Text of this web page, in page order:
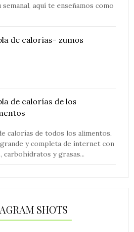
aquí te enseñamos como
de calorías- zumos
de calorías de los
calorías de todos los alimentos,
grande y completa de internet con
carbohidratos y grasas...
SHOTS